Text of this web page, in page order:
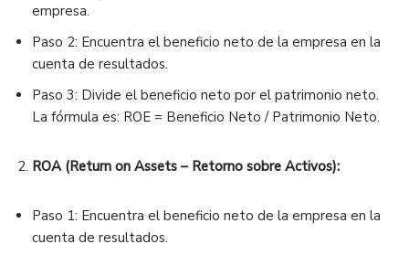
empresa.
Paso 2: Encuentra el beneficio neto de la empresa en la
cuenta de resultados.
Paso 3: Divide el beneficio neto por el patrimonio neto.
La fórmula es: ROE = Beneficio Neto / Patrimonio Neto.
ROA (Return on Assets – Retorno sobre Activos):
Paso 1: Encuentra el beneficio neto de la empresa en la
cuenta de resultados.